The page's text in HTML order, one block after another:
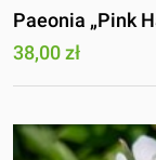
Paeonia „Pink
38,00 zł